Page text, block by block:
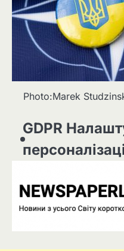
Photo:Marek
GDPR